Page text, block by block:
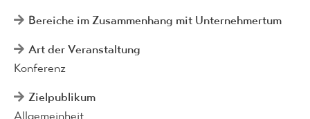
Bereiche im Zusammenhang mit Unternehmertum
Art der Veranstaltung
Konferenz
Zielpublikum
Allgemeinheit